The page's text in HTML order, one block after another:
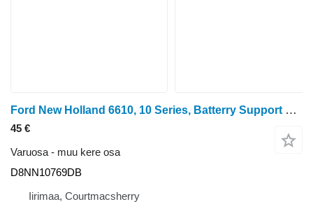
Ford New Holland 6610, 10 Series, Batterry Support Bracket D8nn10769d D8NN10769DB tüübi jaoks ratastraktori
45 €
Varuosa - muu kere osa
D8NN10769DB
Iirimaa, Courtmacsherry